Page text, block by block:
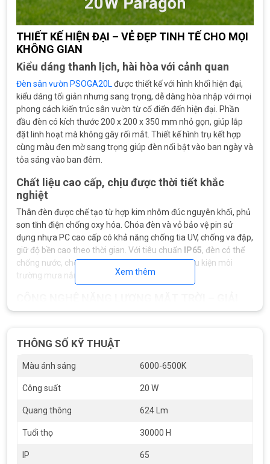
THIẾT KẾ HIỆN ĐẠI – VẺ ĐẸP TINH TẾ CHO MỌI
KHÔNG GIAN
Kiểu dáng thanh lịch, hài hòa với cảnh quan
Đèn sân vườn PSOGA20L được thiết kế với hình khối hiện đại,
kiểu dáng tối giản nhưng sang trọng, dễ dàng hòa nhập với mọi
phong cách kiến trúc sân vườn từ cổ điển đến hiện đại. Phần
đầu đèn có kích thước 200 x 200 x 350 mm nhỏ gọn, giúp lắp
đặt linh hoạt mà không gây rối mắt. Thiết kế hình trụ kết hợp
cùng màu đen mờ sang trọng giúp đèn nổi bật vào ban ngày và
tỏa sáng vào ban đêm.
Chất liệu cao cấp, chịu được thời tiết khắc
nghiệt
Thân đèn được chế tạo từ hợp kim nhôm đúc nguyên khối, phủ
sơn tĩnh điện chống oxy hóa. Chóa đèn và vỏ bảo vệ pin sử
dụng nhựa PC cao cấp có khả năng chống tia UV, chống va đập,
giữ độ bền cao theo thời gian. Với tiêu chuẩn
IP65, đèn có thể
chống nước, chống bụi hiệu quả, phù hợp với điều kiện môi
trường mưa nắng thất thường như ở Việt Nam.
PHÁP TIẾT KIỆM VÀ XANH
Xem thêm
THÔNG SỐ KỸ THUẬT
Màu ánh sáng 6000-6500K
Công suất 20 W
Quang thông 624 Lm
Tuổi thọ 30000 H
IP 65